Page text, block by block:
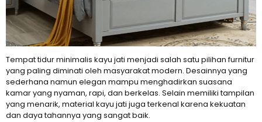
Tempat tidur minimalis kayu jati menjadi salah satu pilihan furnitur
yang paling diminati oleh masyarakat modern. Desainnya yang
sederhana namun elegan mampu menghadirkan suasana
kamar yang nyaman, rapi, dan berkelas. Selain memiliki tampilan
yang menarik, material kayu jati juga terkenal karena kekuatan
dan daya tahannya yang sangat baik.